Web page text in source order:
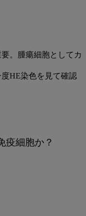
。腫瘍細胞としてカ
HE染色を見て確認
疫細胞か？